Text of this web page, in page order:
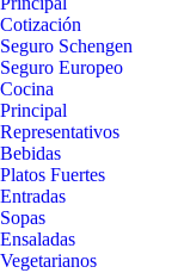
Cotización
Seguro Schengen
Seguro Europeo
Cocina
Principal
Representativos
Bebidas
Platos Fuertes
Entradas
Sopas
Ensaladas
Vegetarianos